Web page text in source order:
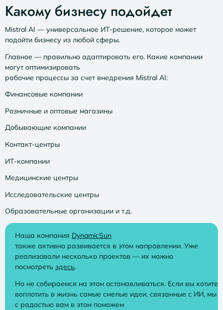
Какому бизнесу подойдет
Mistral AI — универсальное ИТ-решение, которое может
подойти бизнесу из любой сферы.
Главное — правильно адаптировать его. Какие компании
могут оптимизировать
рабочие процессы за счет внедрения Mistral AI:
Финансовые компании
Розничные и оптовые магазины
Добывающие компании
Контакт-центры
ИТ-компании
Медицинские центры
Исследовательские центры
Образовательные организации и т.д.
Наша компания DynamicSun
также активно развивается в этом направлении. Уже
реализовали несколько проектов — их можно
посмотреть здесь.
Но не собираемся на этом останавливаться. Если вы хотите
воплотить в жизнь самые смелые идеи, связанные с ИИ, мы
с радостью вам в этом поможем